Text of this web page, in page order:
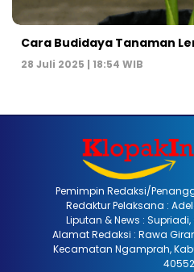
Cara Budidaya Tanaman
28 Juli 2025 | 18:54 WIB
Pemimpin Redaksi/
Redaktur Pelaksana :
Liputan & News :
Alamat Redaksi : Rawa
Kecamatan Ngamprah,